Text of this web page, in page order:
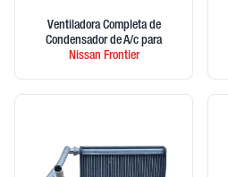
Ventiladora Completa de
Condensador de A/c para
Nissan Frontier